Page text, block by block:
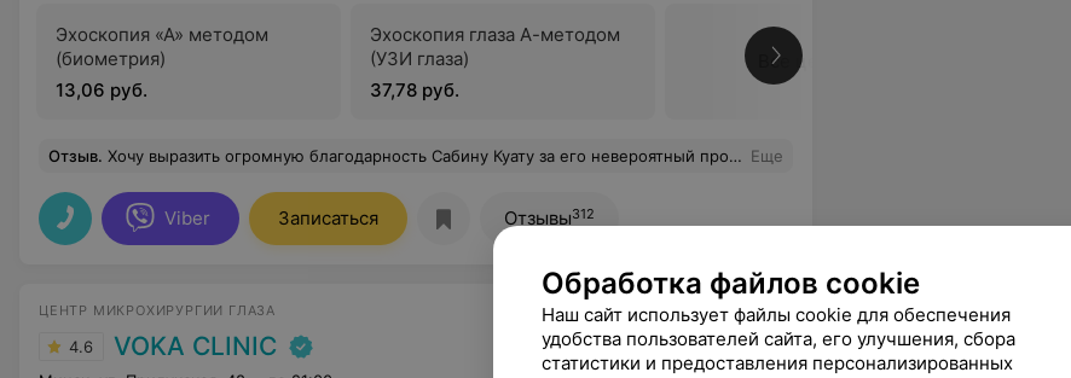
Эхоскопия «А» методом
(биометрия)
13,06 руб.
Эхоскопия глаза А-методом
(УЗИ глаза)
37,78 руб.
Все цены
Отзыв. Хочу выразить огромную благодарность Сабину Куату за его невероятный профессионализм, уважение к пациентам, золотые руки отзывчивость! Он просто спас меня оперативно проведя удаление очень сложного зуба мудрости! Еще
Viber Записаться Отзывы312
ЦЕНТР МИКРОХИРУРГИИ ГЛАЗА
4.6 VOKA CLINIC
Обработка файлов cookie
Наш сайт использует файлы cookie для обеспечения
удобства пользователей сайта, его улучшения, сбора
статистики и предоставления персонализированных